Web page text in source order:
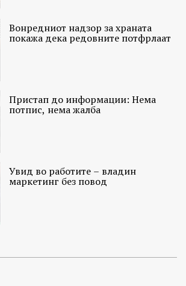
Вонредниот надзор за храната
покажа дека редовните потфрлаат
Пристап до информации: Нема
потпис, нема жалба
Увид во работите – владин
маркетинг без повод